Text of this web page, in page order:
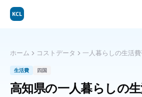
KCL
ホーム コストデータ 一人暮らしの生活
生活費 四国
高知県の一人暮らしの